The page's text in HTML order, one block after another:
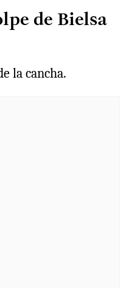
de Bielsa
la cancha.